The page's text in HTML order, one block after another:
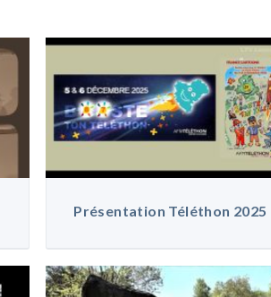
Présentation Téléthon 2025